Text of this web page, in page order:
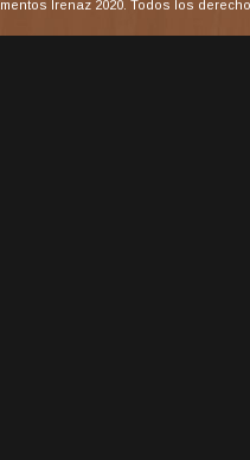
Irenaz 2020. Todos los